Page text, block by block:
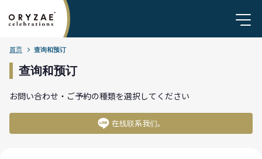
首页 查询和预订
查询和预订
お問い合わせ・ご予約の種類を選択してください
在线联系我们。